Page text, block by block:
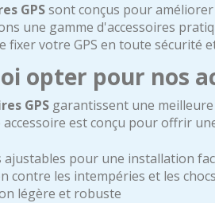
GPSsont conçus pour
une gamme d'accessoires
fixer votre GPS en toute sécurité
opter pour nos
GPS garantissent une
accessoire est conçu pour offrir
ajustables pour une installation
contre les intempéries et les chocs
légère et robuste